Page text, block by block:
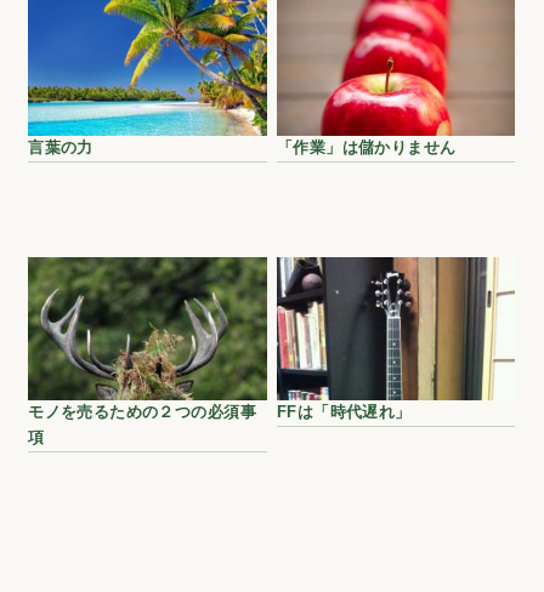
言葉の力 「作業」は儲かりません
モノを売るための２つの必須事
項
FFは「時代遅れ」